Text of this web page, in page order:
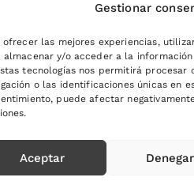
Gestionar
ofrecer las mejores experiencias,
almacenar y/o acceder a la
tecnologías nos permitirá
o las identificaciones únicas en
puede afectar
Aceptar Denegar
privacidad Política de cookies (UE)